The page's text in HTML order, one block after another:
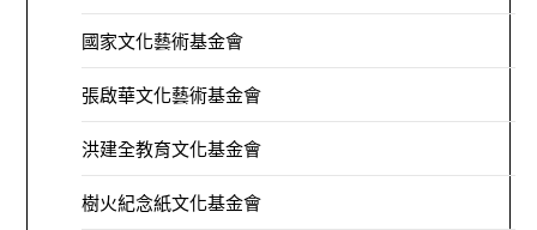
國家文化藝術基金會
張啟華文化藝術基金會
洪建全教育文化基金會
樹火紀念紙文化基金會